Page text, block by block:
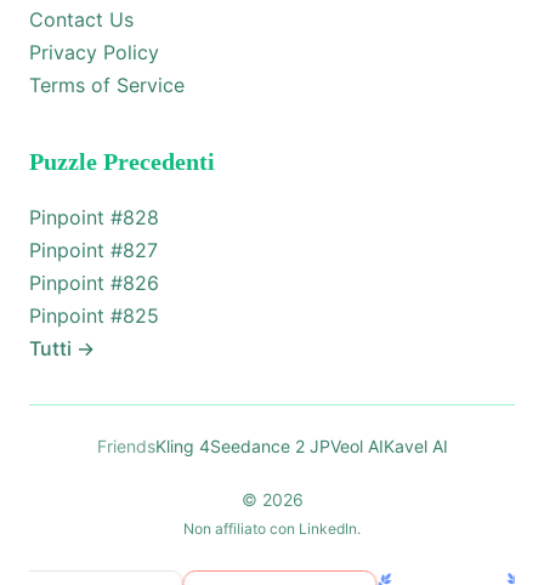
Contact Us
Privacy Policy
Terms of Service
Puzzle Precedenti
Pinpoint #828
Pinpoint #827
Pinpoint #826
Pinpoint #825
Tutti →
FriendsKling 4Seedance 2 JPVeol AIKavel AI
© 2026
Non affiliato con LinkedIn.